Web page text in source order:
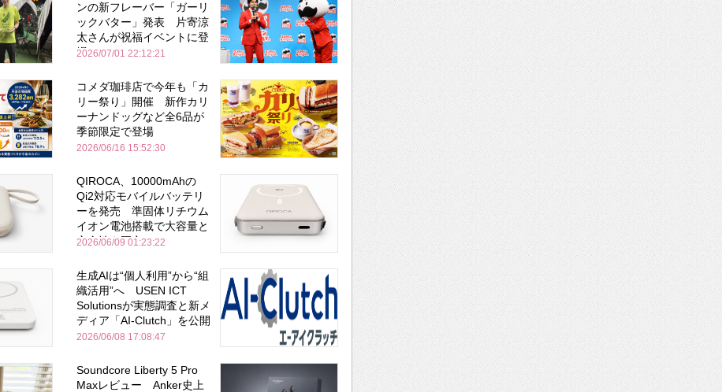
ンの新フレーバー「ガーリ
ックバター」発表 片寄涼
太さんが祝福イベントに登
場
2026/07/01 22:12:21
コメダ珈琲店で今年も「カ
リー祭り」開催 新作カリ
ーナンドッグなど全6品が
季節限定で登場
2026/06/16 15:52:30
QIROCA、10000mAhの
Qi2対応モバイルバッテリ
ーを発売 準固体リチウム
イオン電池搭載で大容量と
安全性を両立
2026/06/09 01:23:22
生成AIは“個人利用”から“組
織活用”へ USEN ICT
Solutionsが実態調査と新メ
ディア「AI-Clutch」を公開
2026/06/08 17:08:47
Soundcore Liberty 5 Pro
Maxレビュー Anker史上